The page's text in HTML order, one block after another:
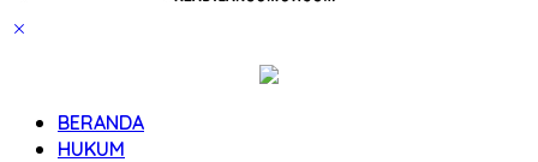
BERANDA
HUKUM